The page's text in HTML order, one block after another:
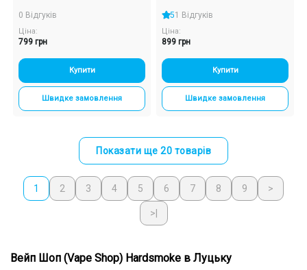
0 Відгуків
Ціна:
799 грн
Купити
Швидке замовлення
51 Відгуків
Ціна:
899 грн
Купити
Швидке замовлення
Показати ще 20 товарів
1 2 3 4 5 6 7 8 9 >
>|
Вейп Шоп (Vape Shop) Hardsmoke в Луцьку